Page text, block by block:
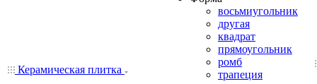
Керамическая плитка
восьмиугольник
другая
квадрат
прямоугольник
ромб
трапеция